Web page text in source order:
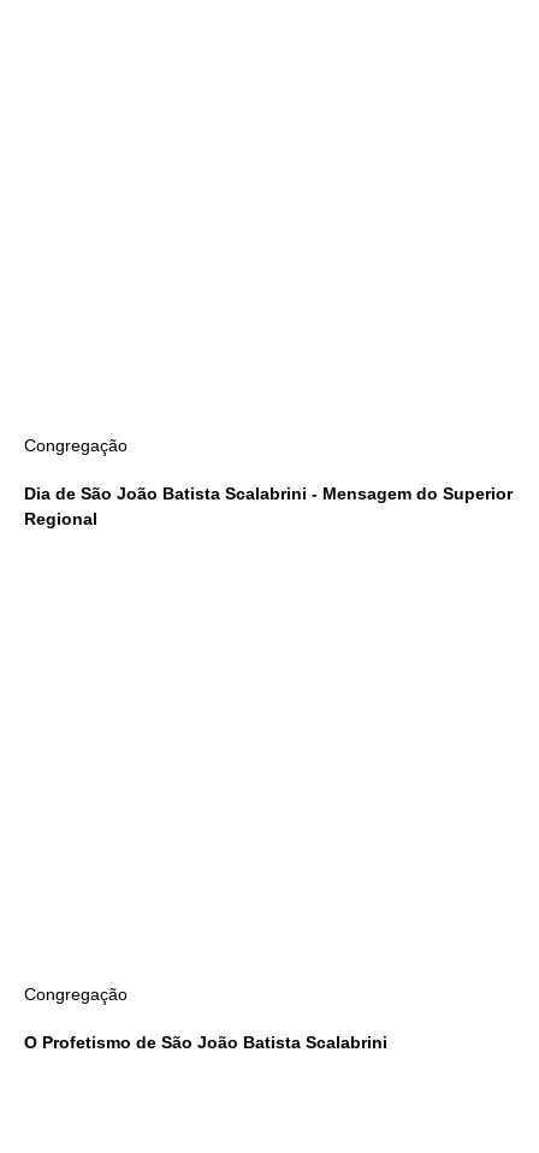
Congregação
Dia de São João Batista Scalabrini - Mensagem do Superior
Regional
Congregação
O Profetismo de São João Batista Scalabrini